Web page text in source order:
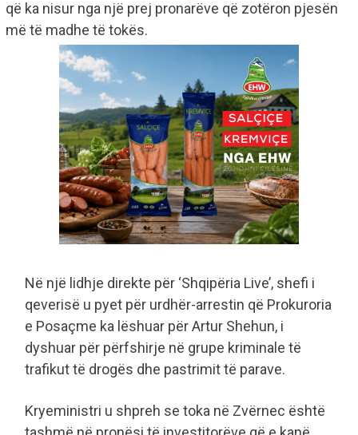
që ka nisur nga një prej pronarëve që zotëron pjesën
më të madhe të tokës.
Në një lidhje direkte për ‘Shqipëria Live’, shefi i
qeverisë u pyet për urdhër-arrestin që Prokuroria
e Posaçme ka lëshuar për Artur Shehun, i
dyshuar për përfshirje në grupe kriminale të
trafikut të drogës dhe pastrimit të parave.
Kryeministri u shpreh se toka në Zvërnec është